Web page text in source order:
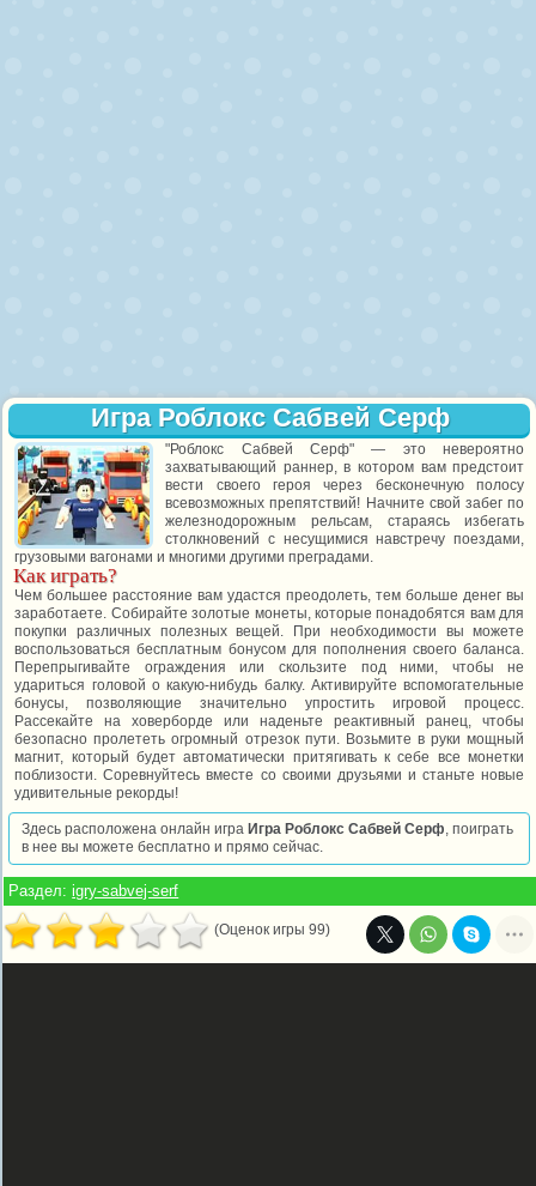
Игра Роблокс Сабвей Серф
"Роблокс Сабвей Серф" — это невероятно
захватывающий раннер, в котором вам предстоит
вести своего героя через бесконечную полосу
всевозможных препятствий! Начните свой забег по
железнодорожным рельсам, стараясь избегать
столкновений с несущимися навстречу поездами,
грузовыми вагонами и многими другими преградами.
Как играть?
Чем большее расстояние вам удастся преодолеть, тем больше денег вы
заработаете. Собирайте золотые монеты, которые понадобятся вам для
покупки различных полезных вещей. При необходимости вы можете
воспользоваться бесплатным бонусом для пополнения своего баланса.
Перепрыгивайте ограждения или скользите под ними, чтобы не
удариться головой о какую-нибудь балку. Активируйте вспомогательные
бонусы, позволяющие значительно упростить игровой процесс.
Рассекайте на ховерборде или наденьте реактивный ранец, чтобы
безопасно пролететь огромный отрезок пути. Возьмите в руки мощный
магнит, который будет автоматически притягивать к себе все монетки
поблизости. Соревнуйтесь вместе со своими друзьями и станьте новые
удивительные рекорды!
Здесь расположена онлайн игра Игра Роблокс Сабвей Серф, поиграть
в нее вы можете бесплатно и прямо сейчас.
Раздел:igry-sabvej-serf
(Оценок игры 99)